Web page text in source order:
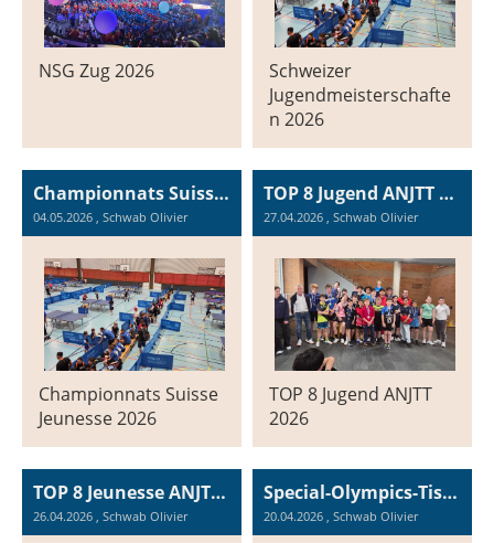
NSG Zug 2026
Schweizer
Jugendmeisterschafte
n 2026
Championnats Suisse Jeunesse 2026 à Neuhausen, les 2 et 3 mai 2026
04.05.2026 , Schwab Olivier
Championnats Suisse
Jeunesse 2026
TOP 8 Jugend ANJTT 2026 in Le Landeron
27.04.2026 , Schwab Olivier
TOP 8 Jugend ANJTT
2026
TOP 8 Jeunesse ANJTT 2026 au Landeron
26.04.2026 , Schwab Olivier
Special-Olympics-Tischtennisturnier in Péry, Samstag 26.04.2025
20.04.2026 , Schwab Olivier